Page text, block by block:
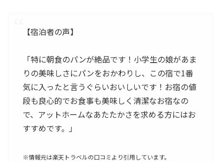
【宿泊者の声】
「特に朝食のパンが絶品です！小学生の娘があま
りの美味しさにパンをおかわりし、この宿で1番
気に入ったと言うぐらいおいしいです！お宿の値
段も良心的でお食事も美味しく清潔なお宿なの
で、アットホームなあたたかさを求める方にはお
すすめです。」
※情報元は楽天トラベルの口コミより引用しています。